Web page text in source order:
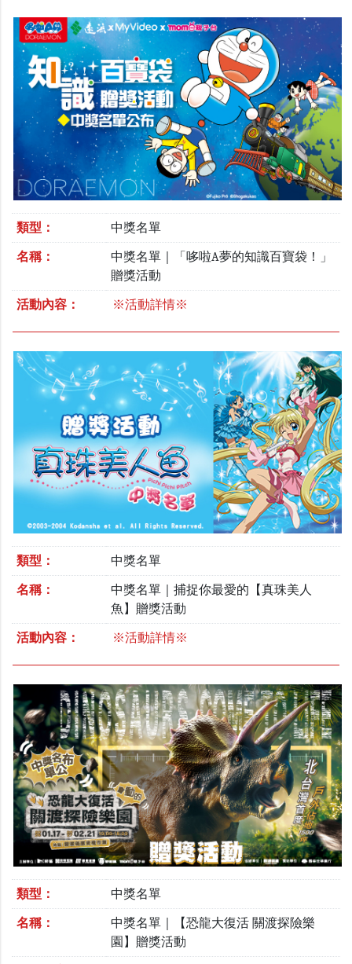
類型： 中獎名單
名稱：
中獎名單｜「哆啦A夢的知識百寶袋！」
贈獎活動
活動內容： ※活動詳情※
類型： 中獎名單
名稱：
中獎名單｜捕捉你最愛的【真珠美人
魚】贈獎活動
活動內容： ※活動詳情※
類型： 中獎名單
名稱：
中獎名單｜【恐龍大復活 關渡探險樂
園】贈獎活動